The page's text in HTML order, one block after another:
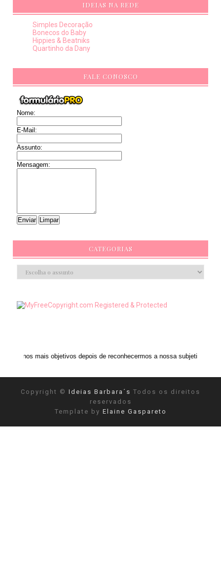
IDEIAS NA REDE
Simples Decoração
Bonecos do Baby
Hippies & Beatniks
Quartinho da Dany
FALE CONOSCO
Nome:
E-Mail:
Assunto:
Mensagem:
CATEGORIAS
objetivos depois de reconhecermos a nossa subjetividade." ANAIS NIN
Copyright © Ideias Barbara´s Todos os direitos
reservados
Template by Elaine Gaspareto